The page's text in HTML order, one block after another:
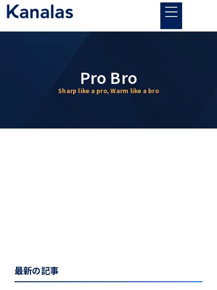
内
容
を
Pro Bro
Sharp like a pro, Warm like a bro
最新の記事